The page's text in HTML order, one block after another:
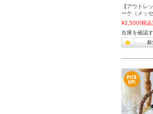
【アウトレ
ーケ（メッ
¥2,500(税込)
在庫を確認